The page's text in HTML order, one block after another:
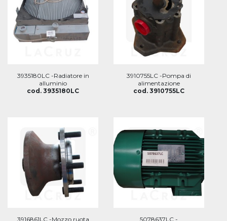
3935180LC -Radiatore in
alluminio
cod. 3935180LC
3910755LC -Pompa di
alimentazione
cod. 3910755LC
3916861LC -Mozzo ruota
5078637LC -